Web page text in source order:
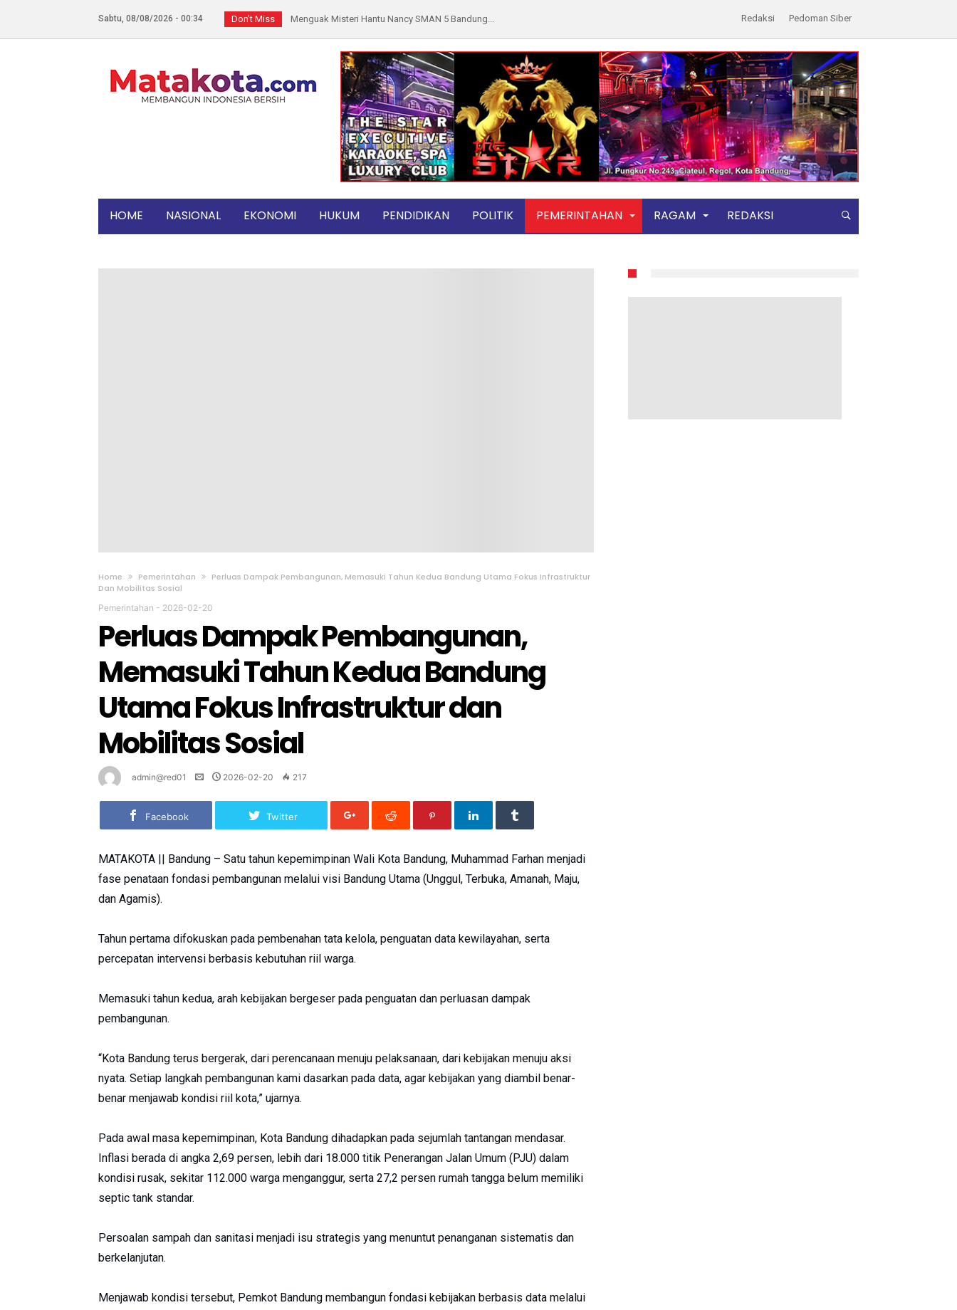
Sabtu, 08/08/2026 - 00:34 Don't Miss Manfaat Daun Sintrong, Dari Cegah Kanker Hingg...
HUT Ke-16 Ormas BBC, Mugi Sujana Sampaikan Sej...
7 Kelebihan dan Kekurangan Samsung A50 yang Pe...
Bandung Surga Togel, Kupon Putih Berserakan di...
Dianggap Sebagai Penistaan Agama, Forum Kyai A...
SEREM! Gegara Nyanyi di Kamar Mandi, Netizen i...
Bukan Lapas Tangerang, Ini 5 Penjara Terpadat ...
Kapolda Pimpin Sertijab Kapolres dan Koorsprip...
Heryanto Tanaka Tegaskan Hubungan Dengan Dadan...
Redaksi Pedoman Siber
HOME NASIONAL EKONOMI HUKUM PENDIDIKAN POLITIK PEMERINTAHAN RAGAM REDAKSI
Home Pemerintahan
Perluas Dampak Pembangunan, Memasuki Tahun Kedua Bandung Utama Fokus Infrastruktur
Dan Mobilitas Sosial
Pemerintahan - 2026-02-20
Perluas Dampak Pembangunan,
Memasuki Tahun Kedua Bandung
Utama Fokus Infrastruktur dan
Mobilitas Sosial
admin@red01 2026-02-20 217
Facebook Twitter
MATAKOTA || Bandung – Satu tahun kepemimpinan Wali Kota Bandung, Muhammad Farhan menjadi
fase penataan fondasi pembangunan melalui visi Bandung Utama (Unggul, Terbuka, Amanah, Maju,
dan Agamis).
Tahun pertama difokuskan pada pembenahan tata kelola, penguatan data kewilayahan, serta
percepatan intervensi berbasis kebutuhan riil warga.
Memasuki tahun kedua, arah kebijakan bergeser pada penguatan dan perluasan dampak
pembangunan.
“Kota Bandung terus bergerak, dari perencanaan menuju pelaksanaan, dari kebijakan menuju aksi
nyata. Setiap langkah pembangunan kami dasarkan pada data, agar kebijakan yang diambil benar-
benar menjawab kondisi riil kota,” ujarnya.
Pada awal masa kepemimpinan, Kota Bandung dihadapkan pada sejumlah tantangan mendasar.
Inflasi berada di angka 2,69 persen, lebih dari 18.000 titik Penerangan Jalan Umum (PJU) dalam
kondisi rusak, sekitar 112.000 warga menganggur, serta 27,2 persen rumah tangga belum memiliki
septic tank standar.
Persoalan sampah dan sanitasi menjadi isu strategis yang menuntut penanganan sistematis dan
berkelanjutan.
Menjawab kondisi tersebut, Pemkot Bandung membangun fondasi kebijakan berbasis data melalui